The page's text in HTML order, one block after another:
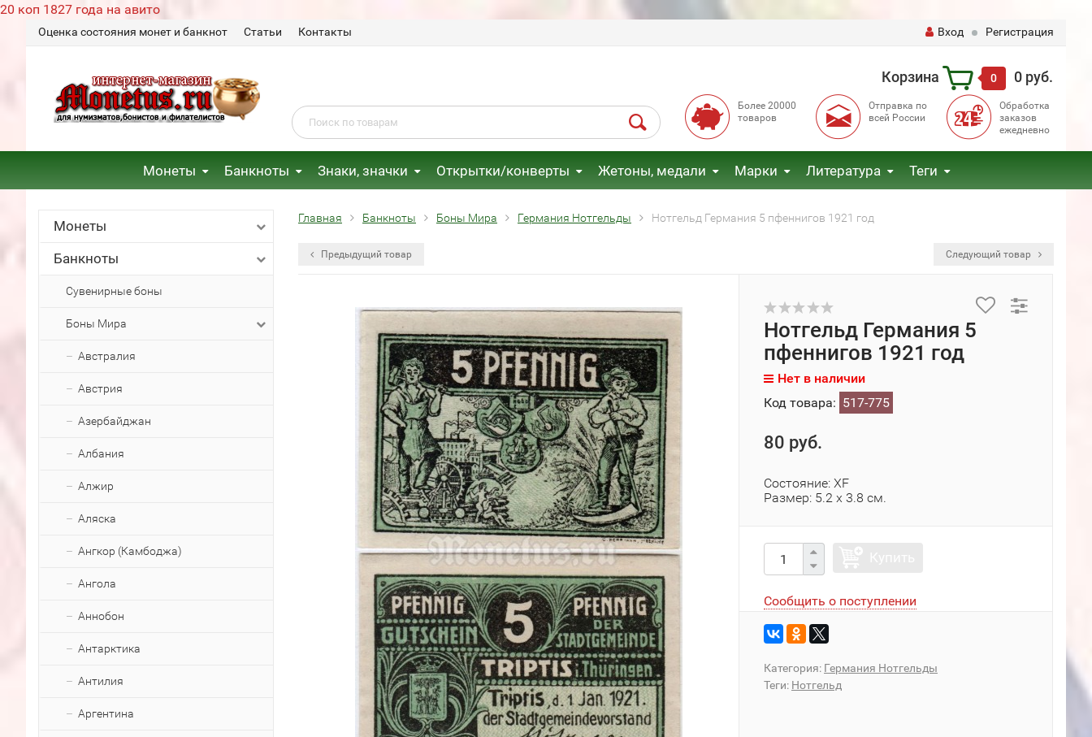
20 коп 1827 года на авито
Оценка состояния монет и банкнот Статьи Контакты Вход Регистрация
Корзина 0 0 руб.
Более 20000
товаров
Отправка по
всей России
Обработка
заказов
ежедневно
Монеты Банкноты Знаки, значки Открытки/конверты Жетоны, медали Марки Литература Теги
Монеты
Банкноты
Сувенирные боны
Боны Мира
Австралия
Австрия
Азербайджан
Албания
Алжир
Аляска
Ангкор (Камбоджа)
Ангола
Аннобон
Антарктика
Антилия
Аргентина
Главная Банкноты Боны Мира Германия Нотгельды Нотгельд Германия 5 пфеннигов 1921 год
Предыдущий товар Следующий товар
Нотгельд Германия 5
пфеннигов 1921 год
Нет в наличии
Код товара: 517-775
80 руб.
Состояние: XF
Размер: 5.2 х 3.8 см.
Сообщить о поступлении
Категория: Германия Нотгельды
Теги: Нотгельд